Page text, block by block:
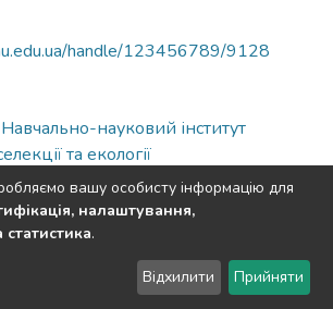
handle/123456789/9128
науковий інститут
та екології
copyright © 2002-2026 LYRASIS
Send Feedback
вашу особисту інформацію для
налаштування,
.
Відхилити Прийняти